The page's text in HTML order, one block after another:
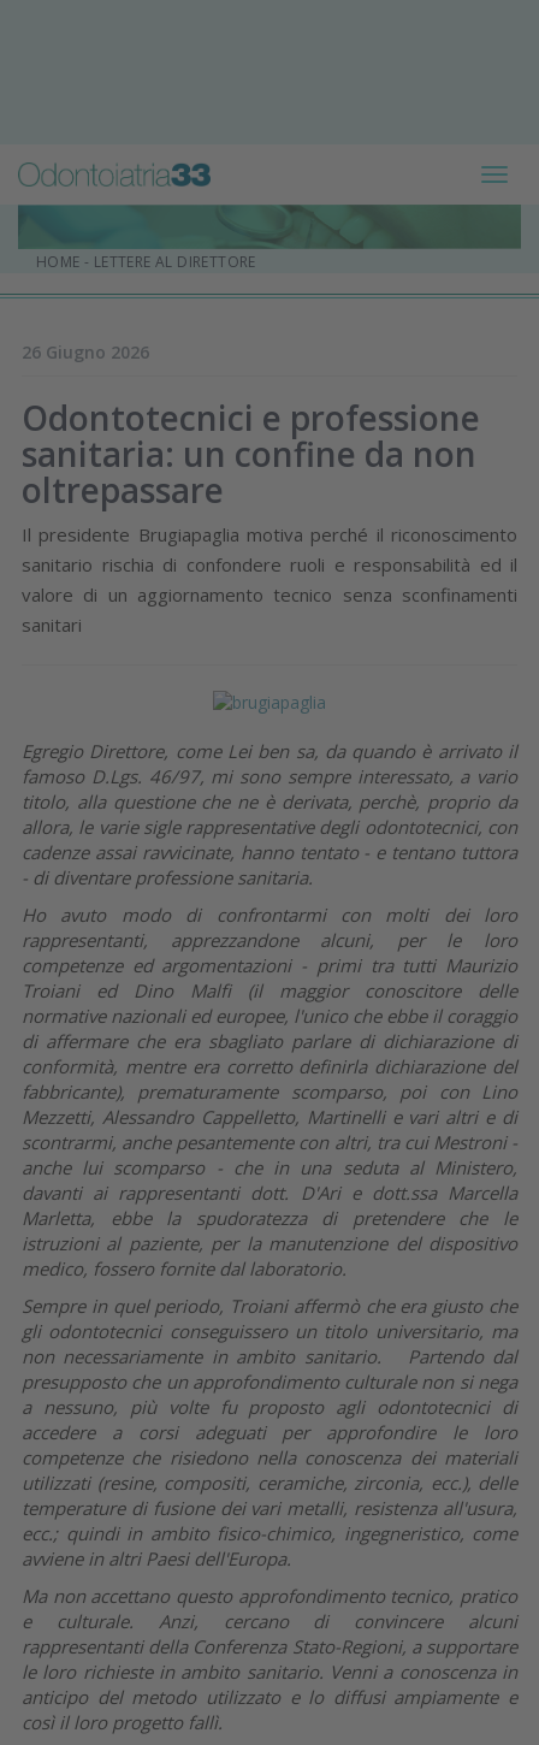
HOME - LETTERE AL DIRETTORE
26 Giugno 2026
Odontotecnici e professione
sanitaria: un confine da non
oltrepassare
Il presidente Brugiapaglia motiva perché il riconoscimento
sanitario rischia di confondere ruoli e responsabilità ed il
valore di un aggiornamento tecnico senza sconfinamenti
sanitari
Egregio Direttore, come Lei ben sa, da quando è arrivato il
famoso D.Lgs. 46/97, mi sono sempre interessato, a vario
titolo, alla questione che ne è derivata, perchè, proprio da
allora, le varie sigle rappresentative degli odontotecnici, con
cadenze assai ravvicinate, hanno tentato - e tentano tuttora
- di diventare professione sanitaria.
Ho avuto modo di confrontarmi con molti dei loro
rappresentanti, apprezzandone alcuni, per le loro
competenze ed argomentazioni - primi tra tutti Maurizio
Troiani ed Dino Malfi (il maggior conoscitore delle
normative nazionali ed europee, l'unico che ebbe il coraggio
di affermare che era sbagliato parlare di dichiarazione di
conformità, mentre era corretto definirla dichiarazione del
fabbricante), prematuramente scomparso, poi con Lino
Mezzetti, Alessandro Cappelletto, Martinelli e vari altri e di
scontrarmi, anche pesantemente con altri, tra cui Mestroni -
anche lui scomparso - che in una seduta al Ministero,
davanti ai rappresentanti dott. D'Ari e dott.ssa Marcella
Marletta, ebbe la spudoratezza di pretendere che le
istruzioni al paziente, per la manutenzione del dispositivo
medico, fossero fornite dal laboratorio.
Sempre in quel periodo, Troiani affermò che era giusto che
gli odontotecnici conseguissero un titolo universitario, ma
non necessariamente in ambito sanitario. Partendo dal
presupposto che un approfondimento culturale non si nega
a nessuno, più volte fu proposto agli odontotecnici di
accedere a corsi adeguati per approfondire le loro
competenze che risiedono nella conoscenza dei materiali
utilizzati (resine, compositi, ceramiche, zirconia, ecc.), delle
temperature di fusione dei vari metalli, resistenza all'usura,
ecc.; quindi in ambito fisico-chimico, ingegneristico, come
avviene in altri Paesi dell'Europa.
Ma non accettano questo approfondimento tecnico, pratico
e culturale. Anzi, cercano di convincere alcuni
rappresentanti della Conferenza Stato-Regioni, a supportare
le loro richieste in ambito sanitario. Venni a conoscenza in
anticipo del metodo utilizzato e lo diffusi ampiamente e
così il loro progetto fallì.